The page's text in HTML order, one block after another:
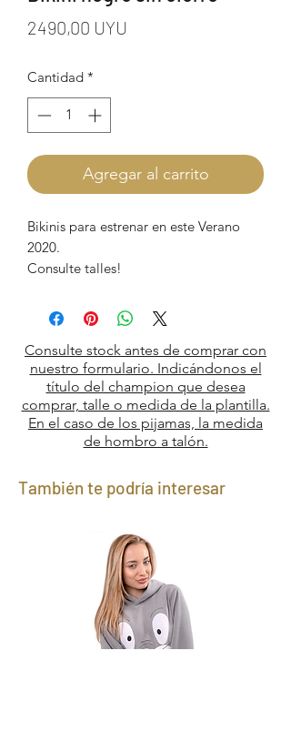
2490,00 UYU
Cantidad *
Agregar al carrito
Bikinis para estrenar en este Verano
2020.
Consulte talles!
Consulte stock antes de comprar con
nuestro formulario. Indicándonos el
título del champion que desea
comprar, talle o medida de la plantilla.
En el caso de los pijamas, la medida
de hombro a talón.
También te podría interesar